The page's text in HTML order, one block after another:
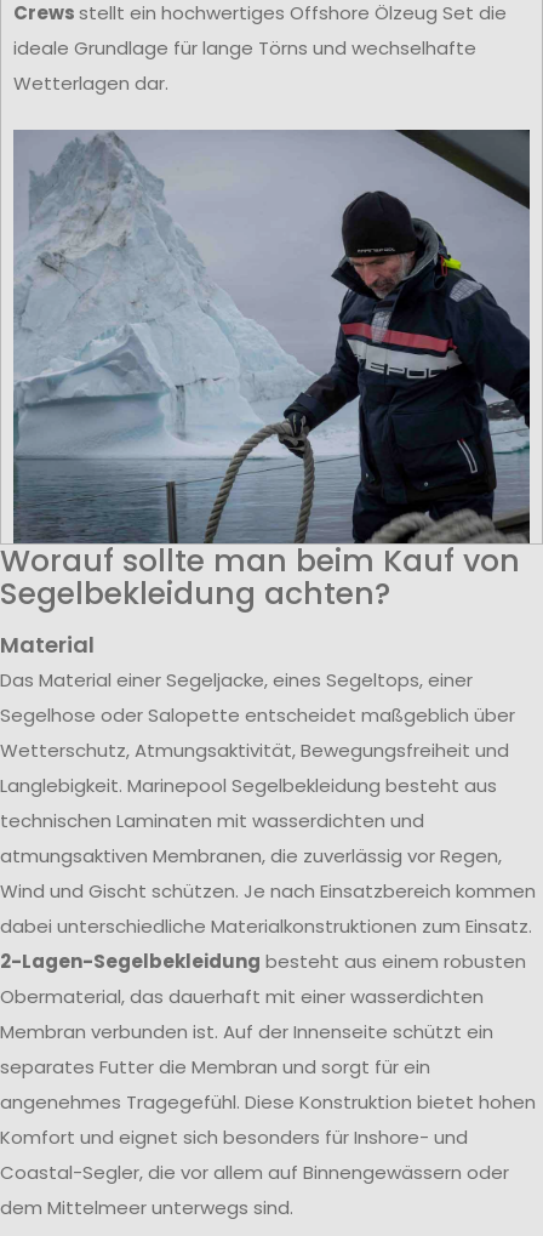
Crewsstellt ein hochwertiges Offshore Ölzeug Set die
ideale Grundlage für lange Törns und wechselhafte
Wetterlagen dar.
Worauf sollte man beim Kauf von
Segelbekleidung achten?
Material
Das Material einer Segeljacke, eines Segeltops, einer
Segelhose oder Salopette entscheidet maßgeblich über
Wetterschutz, Atmungsaktivität, Bewegungsfreiheit und
Langlebigkeit. Marinepool Segelbekleidung besteht aus
technischen Laminaten mit wasserdichten und
atmungsaktiven Membranen, die zuverlässig vor Regen,
Wind und Gischt schützen. Je nach Einsatzbereich kommen
dabei unterschiedliche Materialkonstruktionen zum Einsatz.
2-Lagen-Segelbekleidung besteht aus einem robusten
Obermaterial, das dauerhaft mit einer wasserdichten
Membran verbunden ist. Auf der Innenseite schützt ein
separates Futter die Membran und sorgt für ein
angenehmes Tragegefühl. Diese Konstruktion bietet hohen
Komfort und eignet sich besonders für Inshore- und
Coastal-Segler, die vor allem auf Binnengewässern oder
dem Mittelmeer unterwegs sind.